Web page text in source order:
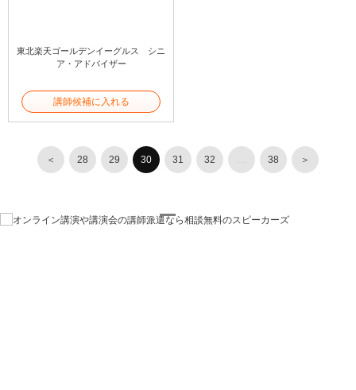
東北楽天ゴールデンイーグルス シニ
ア・アドバイザー
講師候補に入れる
＜ 28 29 30 31 32 38 ＞